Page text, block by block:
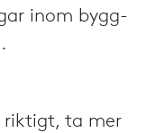
inom bygg-
riktigt, ta mer